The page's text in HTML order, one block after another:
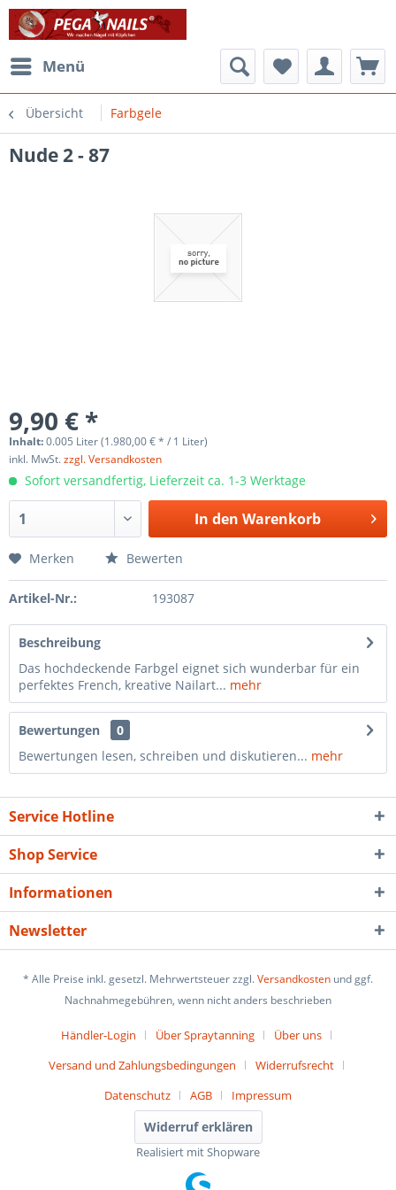
Menü
Übersicht Farbgele
Nude 2 - 87
9,90 € *
Inhalt:0.005 Liter (1.980,00 € * / 1 Liter)
inkl. MwSt.zzgl. Versandkosten
Sofort versandfertig, Lieferzeit ca. 1-3 Werktage
In den Warenkorb
Merken Bewerten
Artikel-Nr.: 193087
Beschreibung
Das hochdeckende Farbgel eignet sich wunderbar für ein
perfektes French, kreative Nailart... mehr
Bewertungen
0
Bewertungen lesen, schreiben und diskutieren... mehr
Service Hotline
Shop Service
Informationen
Newsletter
* Alle Preise inkl. gesetzl. Mehrwertsteuer zzgl.Versandkosten und ggf.
Nachnahmegebühren, wenn nicht anders beschrieben
Händler-Login Über Spraytanning
Über uns
Versand und Zahlungsbedingungen
Widerrufsrecht
Datenschutz
AGB Impressum
Widerruf erklären
Realisiert mit Shopware